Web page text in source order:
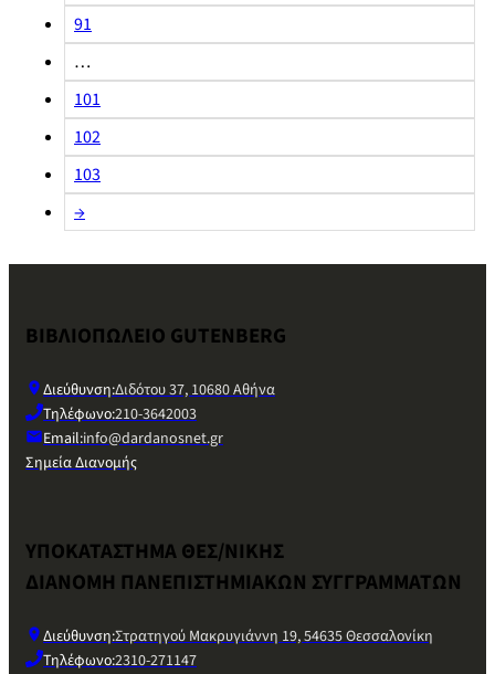
91
…
101
102
103
→
ΒΙΒΛΙΟΠΩΛΕΙΟ GUTENBERG
Διεύθυνση:Διδότου 37, 10680 Αθήνα
Τηλέφωνο:210-3642003
Email:info@dardanosnet.gr
Σημεία Διανομής
ΥΠΟΚΑΤΑΣΤΗΜΑ ΘΕΣ/ΝΙΚΗΣ
ΔΙΑΝΟΜΗ ΠΑΝΕΠΙΣΤΗΜΙΑΚΩΝ ΣΥΓΓΡΑΜΜΑΤΩΝ
Διεύθυνση:Στρατηγού Μακρυγιάννη 19, 54635 Θεσσαλονίκη
Τηλέφωνο:2310-271147